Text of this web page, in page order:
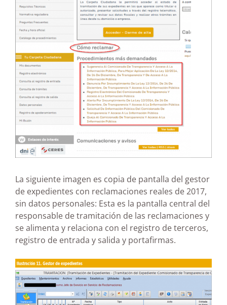
La siguiente imagen es copia de pantalla del gestor
de expedientes con reclamaciones reales de 2017,
sin datos personales: Esta es la pantalla central del
responsable de tramitación de las reclamaciones y
se alimenta y relaciona con el registro de terceros,
registro de entrada y salida y portafirmas.